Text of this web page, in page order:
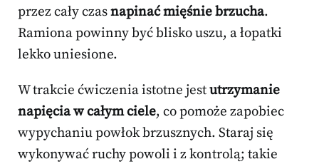
przez cały czasnapinać mięśnie brzucha.
Ramiona powinny być blisko uszu, a łopatki
lekko uniesione.
W trakcie ćwiczenia istotne jestutrzymanie
napięcia w całym ciele, co pomoże zapobiec
wypychaniu powłok brzusznych. Staraj się
wykonywać ruchy powoli i z kontrolą; takie